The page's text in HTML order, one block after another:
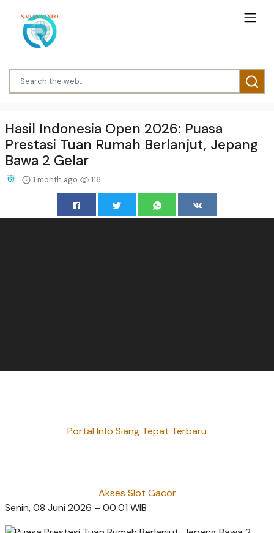
Hasil Indonesia Open 2026: Puasa
Prestasi Tuan Rumah Berlanjut, Jepang
Bawa 2 Gelar
1 month ago 116
Portal Info Siang Tepat Terbaru
Akses Slot Gacor
Senin, 08 Juni 2026 – 00:01 WIB